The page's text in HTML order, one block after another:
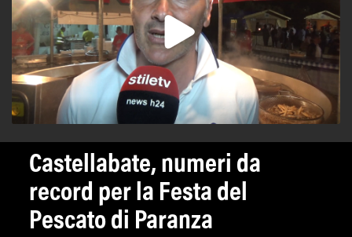
Castellabate, numeri da
record per la Festa del
Pescato di Paranza